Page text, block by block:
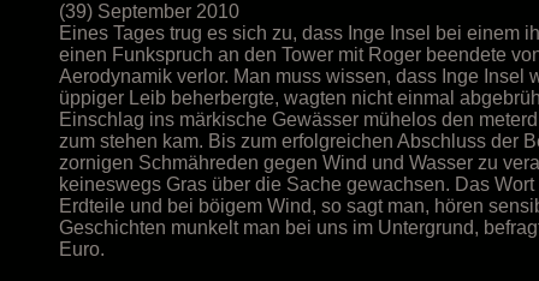
(39) September 2010
Eines Tages trug es sich zu, dass Inge Insel bei einem
einen Funkspruch an den Tower mit Roger beendete
Aerodynamik verlor. Man muss wissen, dass Inge
üppiger Leib beherbergte, wagten nicht einmal
Einschlag ins märkische Gewässer mühelos den
zum stehen kam. Bis zum erfolgreichen Abschluss der
zornigen Schmähreden gegen Wind und Wasser zu
keineswegs Gras über die Sache gewachsen. Das
Erdteile und bei böigem Wind, so sagt man, hören
Geschichten munkelt man bei uns im Untergrund,
Euro.